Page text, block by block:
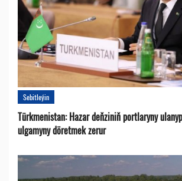
Sebitleýin
Türkmenistan: Hazar deňziniň portlaryny
ulgamyny döretmek zerur